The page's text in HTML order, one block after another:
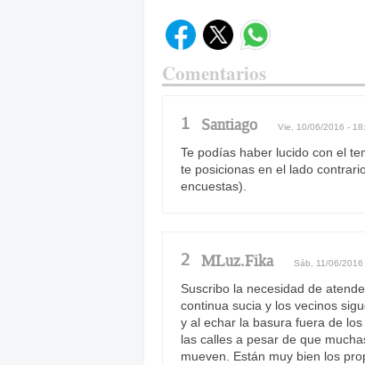
Comentarios
1 Santiago Vie, 10/06/2016 -
Te podías haber lucido con el
te posicionas en el lado
encuestas).
2 MLuz.Fika Sáb, 11/06/2016
Suscribo la necesidad de
continua sucia y los vecinos
y al echar la basura fuera de
las calles a pesar de que
mueven. Están muy bien los